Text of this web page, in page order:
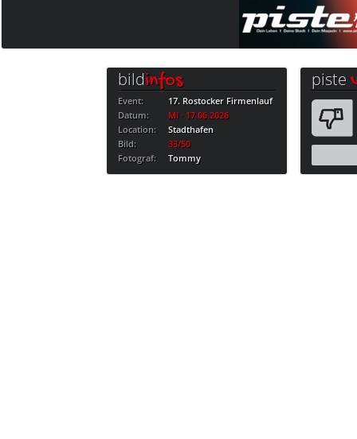
bildinfos
Event:
17. Rostocker Firmenlauf
Datum:
MI · 17.06.2026
Location:
Stadthafen
Bild:
33/50
Fotograf:
Tommy
piste